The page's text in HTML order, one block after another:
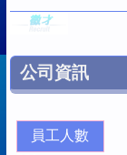
公司資訊
員工人數